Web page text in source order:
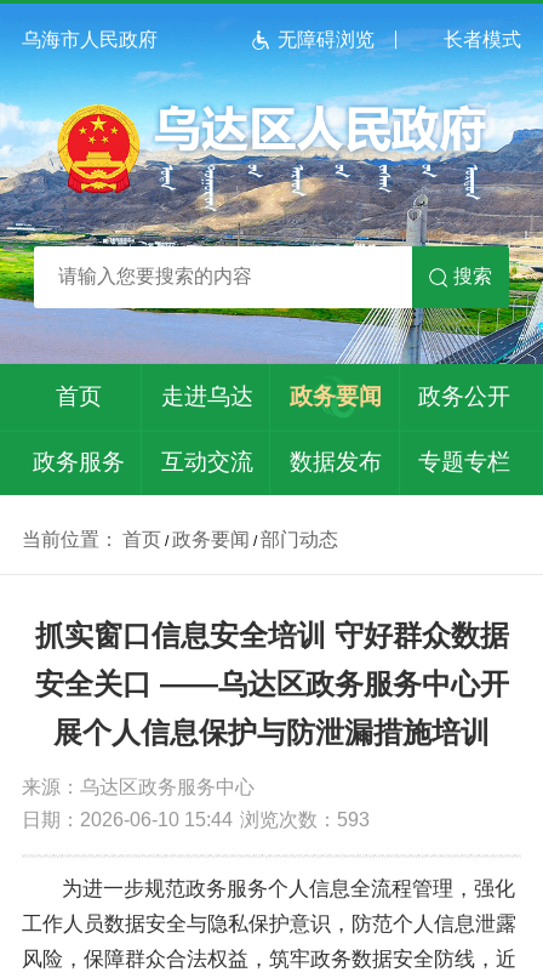
乌海市人民政府 无障碍浏览 长者模式
搜索
首页 走进乌达 政务要闻 政务公开
政务服务 互动交流 数据发布 专题专栏
当前位置： 首页 /政务要闻 /部门动态
抓实窗口信息安全培训 守好群众数据
安全关口 ——乌达区政务服务中心开
展个人信息保护与防泄漏措施培训
来源：乌达区政务服务中心
日期：2026-06-10 15:44 浏览次数： 593
为进一步规范政务服务个人信息全流程管理，强化
工作人员数据安全与隐私保护意识，防范个人信息泄露
风险，保障群众合法权益，筑牢政务数据安全防线，近